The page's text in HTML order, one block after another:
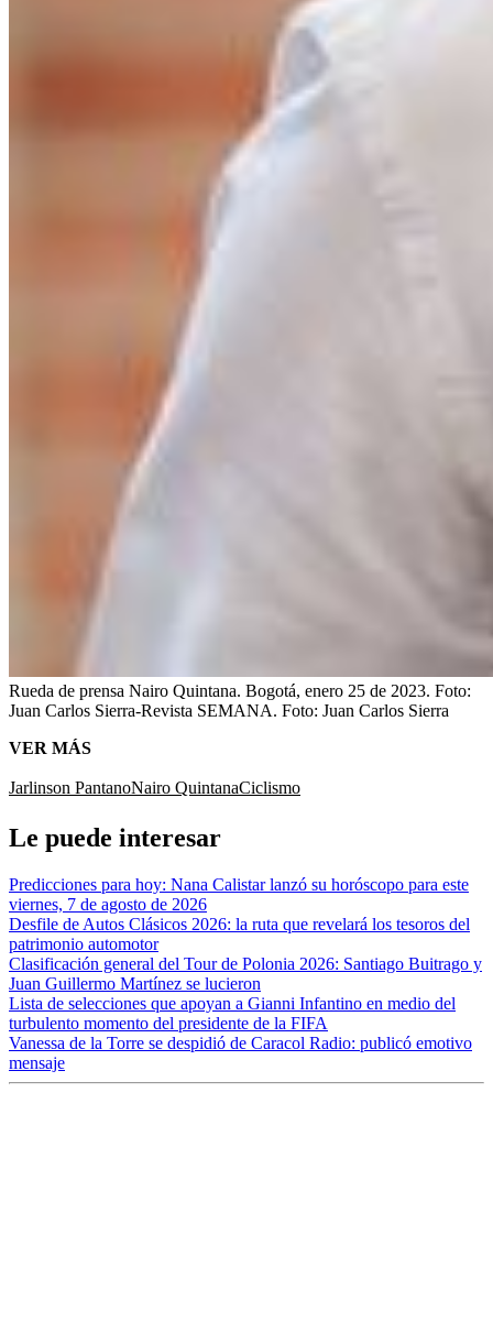
Rueda de prensa Nairo Quintana. Bogotá, enero 25 de 2023. Foto:
Juan Carlos Sierra-Revista SEMANA. Foto: Juan Carlos Sierra
VER MÁS
Jarlinson PantanoNairo QuintanaCiclismo
Le puede interesar
Predicciones para hoy: Nana Calistar lanzó su horóscopo para este
viernes, 7 de agosto de 2026
Desfile de Autos Clásicos 2026: la ruta que revelará los tesoros del
patrimonio automotor
Clasificación general del Tour de Polonia 2026: Santiago Buitrago y
Juan Guillermo Martínez se lucieron
Lista de selecciones que apoyan a Gianni Infantino en medio del
turbulento momento del presidente de la FIFA
Vanessa de la Torre se despidió de Caracol Radio: publicó emotivo
mensaje